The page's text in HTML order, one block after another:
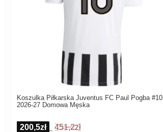
Koszulka Piłkarska Juventus FC Paul Pogba #10
2026-27 Domowa Męska
200,5zł 451,2zł